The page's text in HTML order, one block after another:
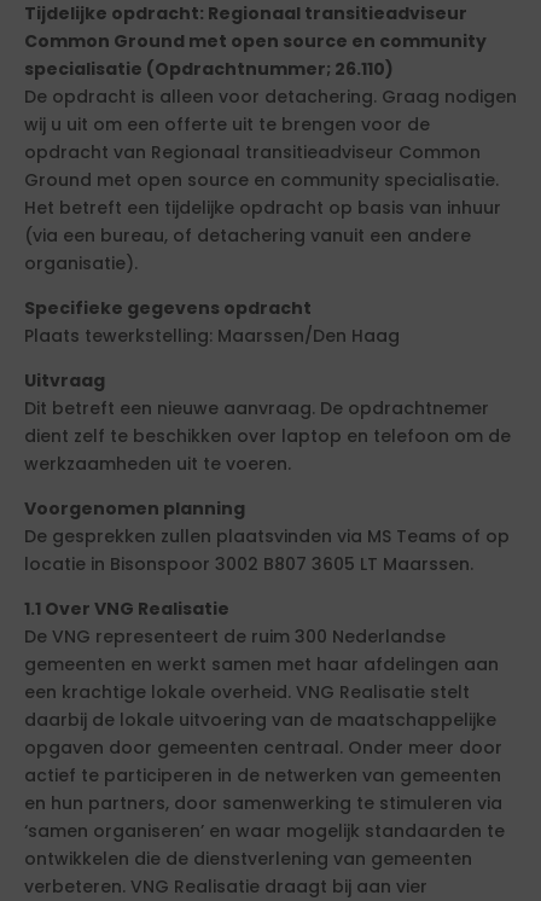
Tijdelijke opdracht: Regionaal transitieadviseur
Common Ground met open source en community
specialisatie (Opdrachtnummer; 26.110)
De opdracht is alleen voor detachering. Graag nodigen
wij u uit om een offerte uit te brengen voor de
opdracht van Regionaal transitieadviseur Common
Ground met open source en community specialisatie.
Het betreft een tijdelijke opdracht op basis van inhuur
(via een bureau, of detachering vanuit een andere
organisatie).
Specifieke gegevens opdracht
Plaats tewerkstelling: Maarssen/Den Haag
Uitvraag
Dit betreft een nieuwe aanvraag. De opdrachtnemer
dient zelf te beschikken over laptop en telefoon om de
werkzaamheden uit te voeren.
Voorgenomen planning
De gesprekken zullen plaatsvinden via MS Teams of op
locatie in Bisonspoor 3002 B807 3605 LT Maarssen.
1.1 Over VNG Realisatie
De VNG representeert de ruim 300 Nederlandse
gemeenten en werkt samen met haar afdelingen aan
een krachtige lokale overheid. VNG Realisatie stelt
daarbij de lokale uitvoering van de maatschappelijke
opgaven door gemeenten centraal. Onder meer door
actief te participeren in de netwerken van gemeenten
en hun partners, door samenwerking te stimuleren via
‘samen organiseren’ en waar mogelijk standaarden te
ontwikkelen die de dienstverlening van gemeenten
verbeteren. VNG Realisatie draagt bij aan vier